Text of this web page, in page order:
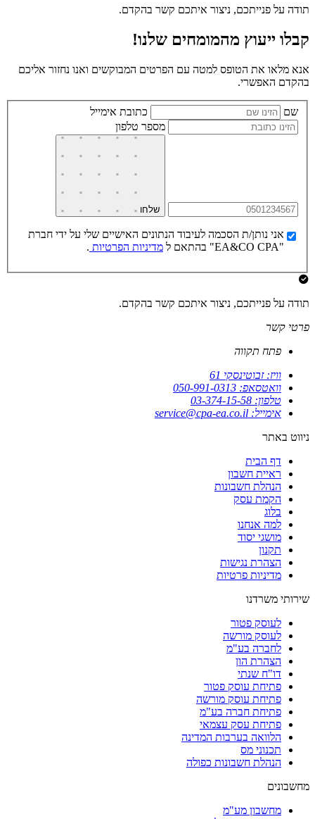
תודה על פנייתכם, ניצור איתכם קשר בהקדם.
קבלו ייעוץ מהמומחים שלנו!
אנא מלאו את הטופס למטה עם הפרטים המבוקשים ואנו נחזור אליכם
בהקדם האפשרי.
שם
כתובת אימייל
מספר טלפון
שלחו
אני נותן/ת הסכמה לעיבוד הנתונים האישיים שלי על ידי חברת
"EA&CO CPA" בהתאם ל
מדיניות הפרטיות .
תודה על פנייתכם, ניצור איתכם קשר בהקדם.
פרטי קשר
פתח תקווה
וויז: זבוטינסקי 61
וואטסאפ: 050-991-0313
טלפון: 03-374-15-58
אימייל: service@cpa-ea.co.il
ניווט באתר
דף הבית
ראיית חשבון
הנהלת חשבונות
הקמת עסק
בלוג
למה אנחנו
מושגי יסוד
תקנון
הצהרת נגישות
מדיניות פרטיות
שירותי משרדנו
לעוסק פטור
לעוסק מורשה
לחברה בע"מ
הצהרת הון
דו"ח שנתי
פתיחת עוסק פטור
פתיחת עוסק מורשה
פתיחת חברה בע"מ
פתיחת עסק עצמאי
הלוואה בערבות המדינה
תכנוני מס
הנהלת חשבונות כפולה
מחשבונים
מחשבון מע"מ